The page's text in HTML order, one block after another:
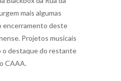
mais algumas
encerramento deste
Projetos musicais
o destaque do restante
CAAA.